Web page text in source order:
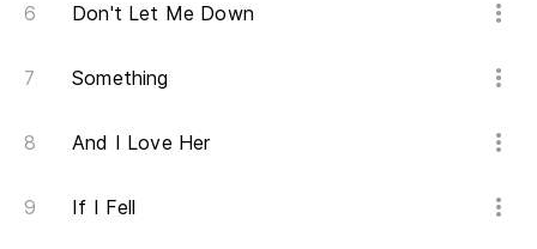
Don't Let Me Down
Something
And I Love Her
If I Fell